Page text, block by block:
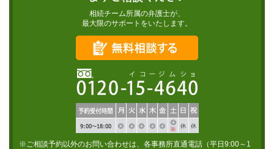
相続チーム所属の弁護士が、
最大限のサポートをいたします。
※ご相談予約以外のお問い合わせは、各事務所直通電話（平日9:00～1